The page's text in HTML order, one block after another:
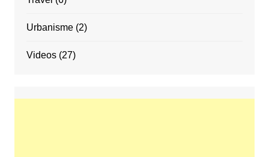
Urbanisme(2)
Videos(27)